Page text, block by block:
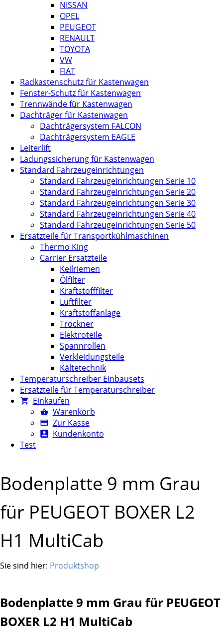
NISSAN
OPEL
PEUGEOT
RENAULT
TOYOTA
VW
FIAT
Radkastenschutz für Kastenwagen
Fenster-Schutz für Kastenwagen
Trennwände für Kastenwagen
Dachträger für Kastenwagen
Dachträgersystem FALCON
Dachträgersystem EAGLE
Leiterlift
Ladungssicherung für Kastenwagen
Standard Fahrzeugeinrichtungen
Standard Fahrzeugeinrichtungen Serie 10
Standard Fahrzeugeinrichtungen Serie 20
Standard Fahrzeugeinrichtungen Serie 30
Standard Fahrzeugeinrichtungen Serie 40
Standard Fahrzeugeinrichtungen Serie 50
Ersatzteile für Transportkühlmaschinen
Thermo King
Carrier Ersatzteile
Keilriemen
Ölfilter
Kraftstofffilter
Luftfilter
Kraftstoffanlage
Trockner
Elektroteile
Spannrollen
Verkleidungsteile
Kältetechnik
Temperaturschreiber Einbausets
Ersatzteile für Temperaturschreiber
Einkaufen
Warenkorb
Zur Kasse
Kundenkonto
Test
Bodenplatte 9 mm Grau
für PEUGEOT BOXER L2
H1 MultiCab
Sie sind hier: Produktshop
Bodenplatte 9 mm Grau für PEUGEOT
BOXER L2 H1 MultiCab